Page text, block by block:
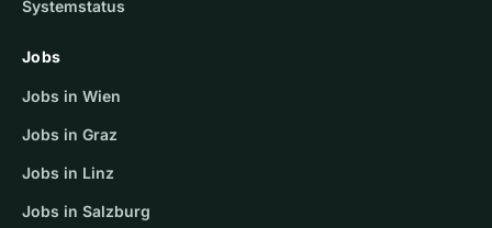
Systemstatus
Jobs
Jobs in Wien
Jobs in Graz
Jobs in Linz
Jobs in Salzburg